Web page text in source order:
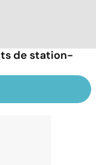
de station-